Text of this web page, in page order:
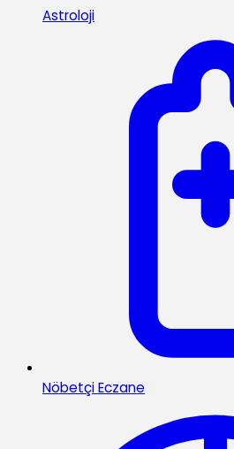
Astroloji
Nöbetçi Eczane